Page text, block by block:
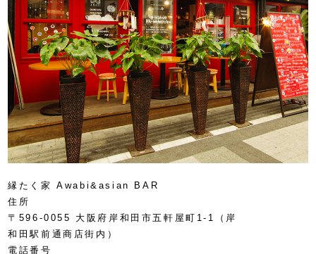
縁たく家 Awabi&asian BAR
住所
〒596-0055 大阪府岸和田市五軒屋町1-1（岸
和田駅前通商店街内）
電話番号